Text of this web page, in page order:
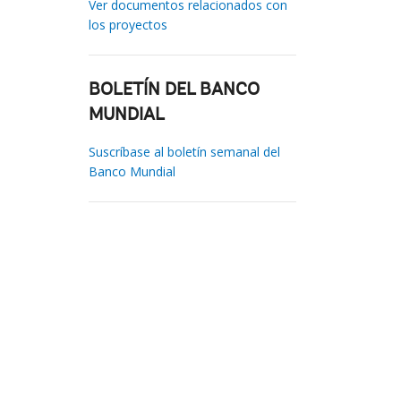
Ver documentos relacionados con
los proyectos
BOLETÍN DEL BANCO
MUNDIAL
Suscríbase al boletín semanal del
Banco Mundial